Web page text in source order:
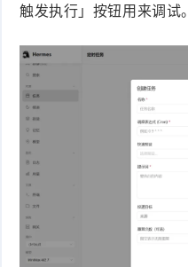
触发执行」按钮用来调试。